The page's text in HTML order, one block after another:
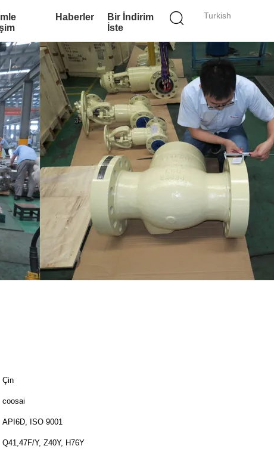
Turkish
Haberler
Bir İndirim
İste
Çin
coosai
API6D, ISO 9001
Q41,47F/Y, Z40Y, H76Y